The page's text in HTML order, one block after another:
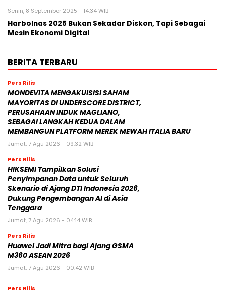
Senin, 8 September 2025 - 14:34 WIB
Harbolnas 2025 Bukan Sekadar Diskon, Tapi Sebagai
Mesin Ekonomi Digital
BERITA TERBARU
Pers Rilis
MONDEVITA MENGAKUISISI SAHAM
MAYORITAS DI UNDERSCORE DISTRICT,
PERUSAHAAN INDUK MAGLIANO,
SEBAGAI LANGKAH KEDUA DALAM
MEMBANGUN PLATFORM MEREK MEWAH ITALIA BARU
Jumat, 7 Agu 2026 - 09:32 WIB
Pers Rilis
HIKSEMI Tampilkan Solusi
Penyimpanan Data untuk Seluruh
Skenario di Ajang DTI Indonesia 2026,
Dukung Pengembangan AI di Asia
Tenggara
Jumat, 7 Agu 2026 - 04:14 WIB
Pers Rilis
Huawei Jadi Mitra bagi Ajang GSMA
M360 ASEAN 2026
Jumat, 7 Agu 2026 - 00:42 WIB
Pers Rilis